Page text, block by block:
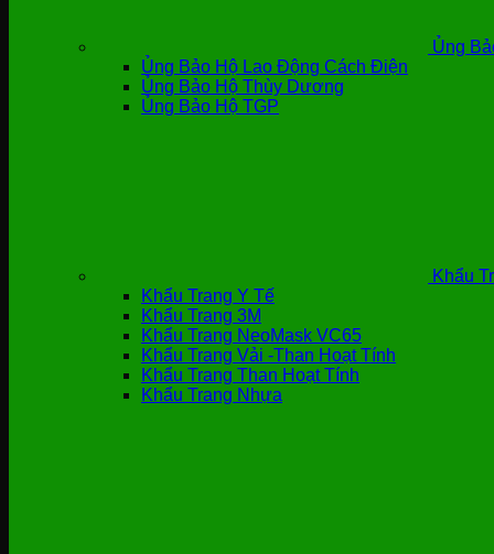
Ủng
Ủng Bảo Hộ Lao Động Cách Điện
Ủng Bảo Hộ Thùy Dương
Ủng Bảo Hộ TGP
Khẩu
Khẩu Trang Y Tế
Khẩu Trang 3M
Khẩu Trang NeoMask VC65
Khẩu Trang Vải -Than Hoạt Tính
Khẩu Trang Than Hoạt Tính
Khẩu Trang Nhựa